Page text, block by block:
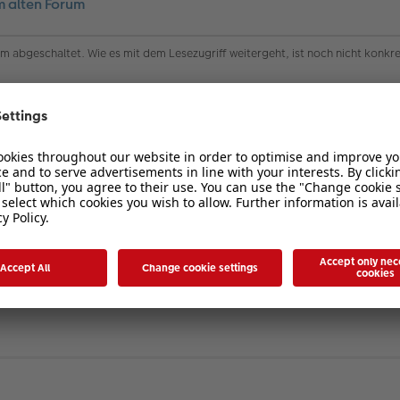
abgeschaltet. Wie es mit dem Lesezugriff weitergeht, ist noch nicht
zu erfassen, welche Threads aus dem alten Forum unbedingt ins
auch Eure favorisierten Threads zu posten. Nutzt, so so lange es derzeit
poste. Zum anderen Bereich haben nur eingeloggte Mitglieder